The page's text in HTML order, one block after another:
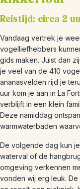
Reistijd: circa 2
Vandaag vertrek je
vogelliefhebbers
gids maken. Juist dan
je veel van de 410
ananasvelden rijd je
uur kom je aan in La
verblijft in een klein
Deze namiddag
warmwaterbaden
De volgende dag kun
waterval of de
omgeving verkennen
vonden wij erg leuk.